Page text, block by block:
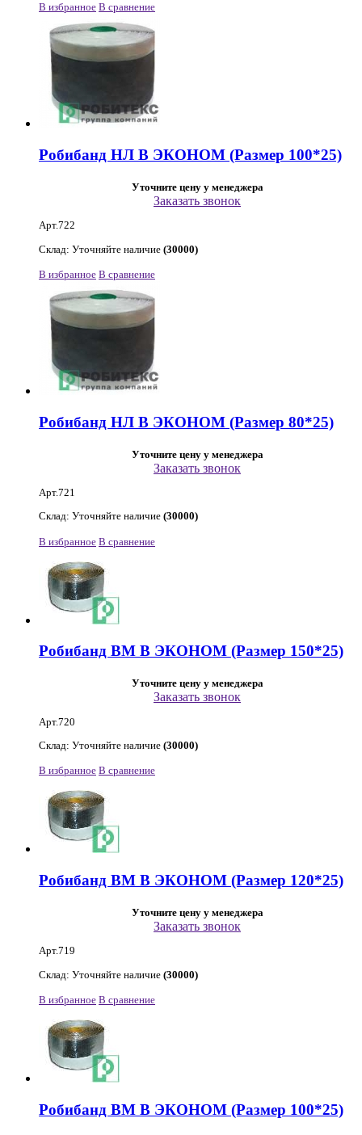
В избранное В сравнение
Робибанд НЛ В ЭКОНОМ (Размер 100*25)
Уточните цену у менеджера
Заказать звонок
Арт.722
Склад: Уточняйте наличие (30000)
В избранное В сравнение
Робибанд НЛ В ЭКОНОМ (Размер 80*25)
Уточните цену у менеджера
Заказать звонок
Арт.721
Склад: Уточняйте наличие (30000)
В избранное В сравнение
Робибанд ВМ В ЭКОНОМ (Размер 150*25)
Уточните цену у менеджера
Заказать звонок
Арт.720
Склад: Уточняйте наличие (30000)
В избранное В сравнение
Робибанд ВМ В ЭКОНОМ (Размер 120*25)
Уточните цену у менеджера
Заказать звонок
Арт.719
Склад: Уточняйте наличие (30000)
В избранное В сравнение
Робибанд ВМ В ЭКОНОМ (Размер 100*25)